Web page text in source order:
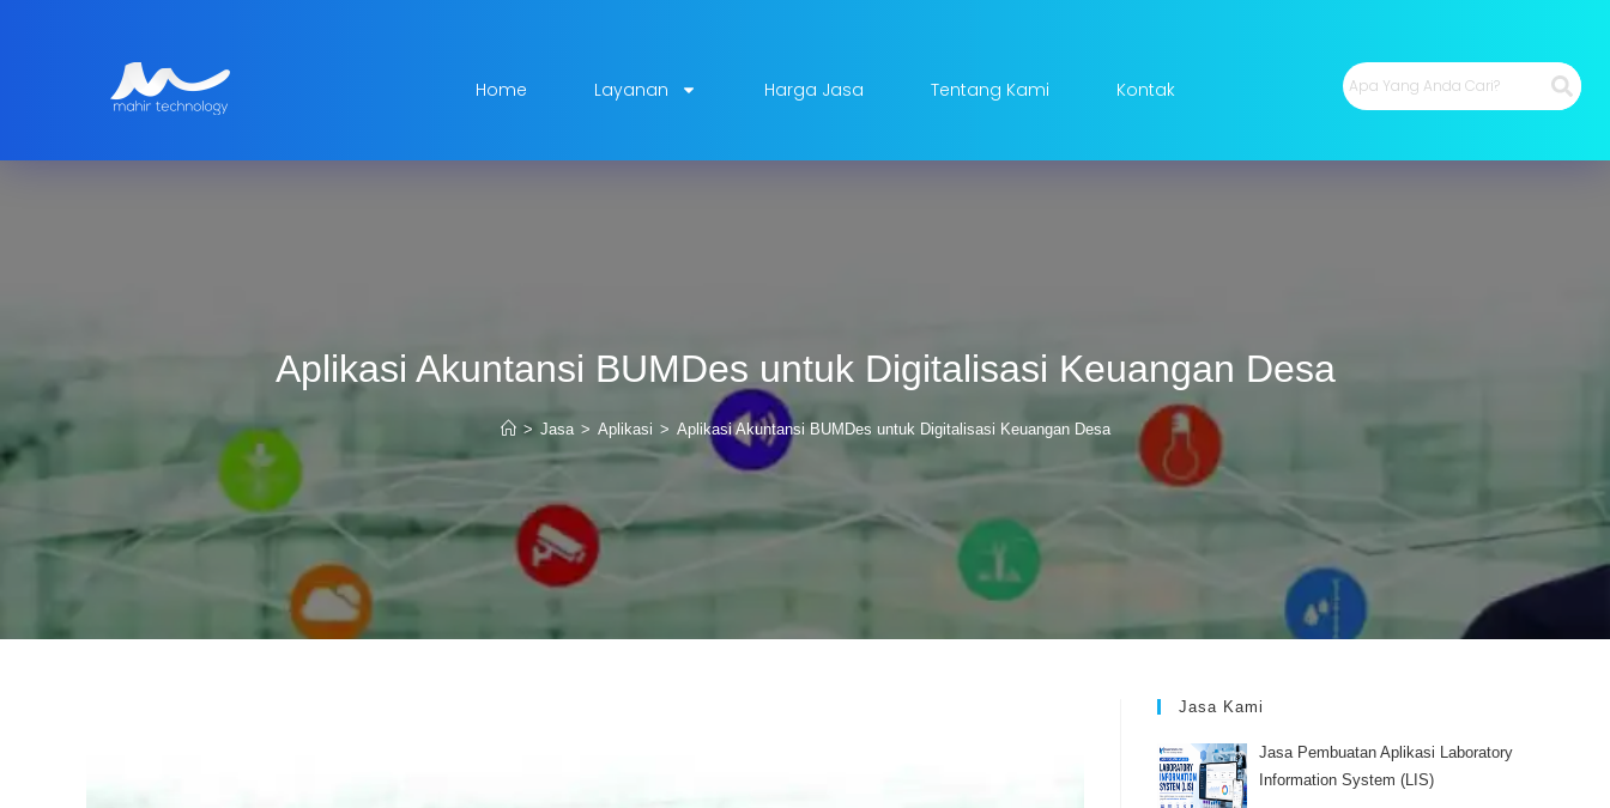
Home Layanan Harga Jasa Tentang Kami Kontak
Aplikasi Akuntansi BUMDes untuk Digitalisasi Keuangan Desa
> Jasa > Aplikasi > Aplikasi Akuntansi BUMDes untuk Digitalisasi Keuangan Desa
Jasa Kami
Jasa Pembuatan Aplikasi Laboratory
Information System (LIS)